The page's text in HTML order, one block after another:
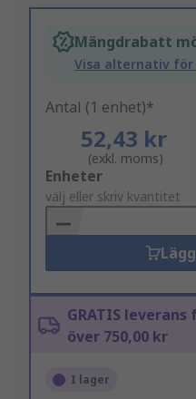
Mängdrabatt
Visa alternativ
Antal (1 enhet)*
52,43 kr
(exkl. moms)
Add
to
Basket
Enheter
välj eller skriv kvantitet
GRATIS
över 750,00 kr
I lager